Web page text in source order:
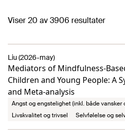
Viser20 av3906 resultater
Mediators of Mindfulness-
Children and Young People: A
and Meta-analysis
Liu (2026-may)
Angst og engstelighet (inkl. både vansker
Livskvalitet og trivsel
Selvfølelse og